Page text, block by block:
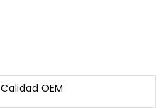
Calidad OEM